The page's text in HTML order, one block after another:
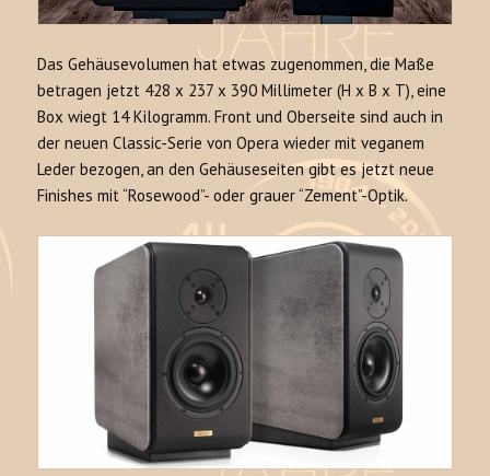
Das Gehäusevolumen hat etwas zugenommen, die Maße
betragen jetzt 428 x 237 x 390 Millimeter (H x B x T), eine
Box wiegt 14 Kilogramm. Front und Oberseite sind auch in
der neuen Classic-Serie von Opera wieder mit veganem
Leder bezogen, an den Gehäuseseiten gibt es jetzt neue
Finishes mit “Rosewood”- oder grauer “Zement”-Optik.